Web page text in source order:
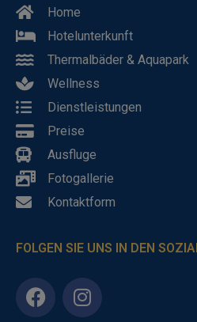
Home
Hotelunterkunft
Thermalbäder & Aquapark
Wellness
Dienstleistungen
Preise
Ausfluge
Fotogallerie
Kontaktform
FOLGEN SIE UNS IN DEN